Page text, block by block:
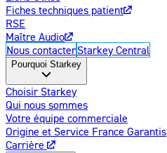
Fiches techniques patient
RSE
Maître Audio
Nous contacterStarkey Central
Pourquoi Starkey
Choisir Starkey
Qui nous sommes
Votre équipe commerciale
Origine et Service France Garantis
Carrière